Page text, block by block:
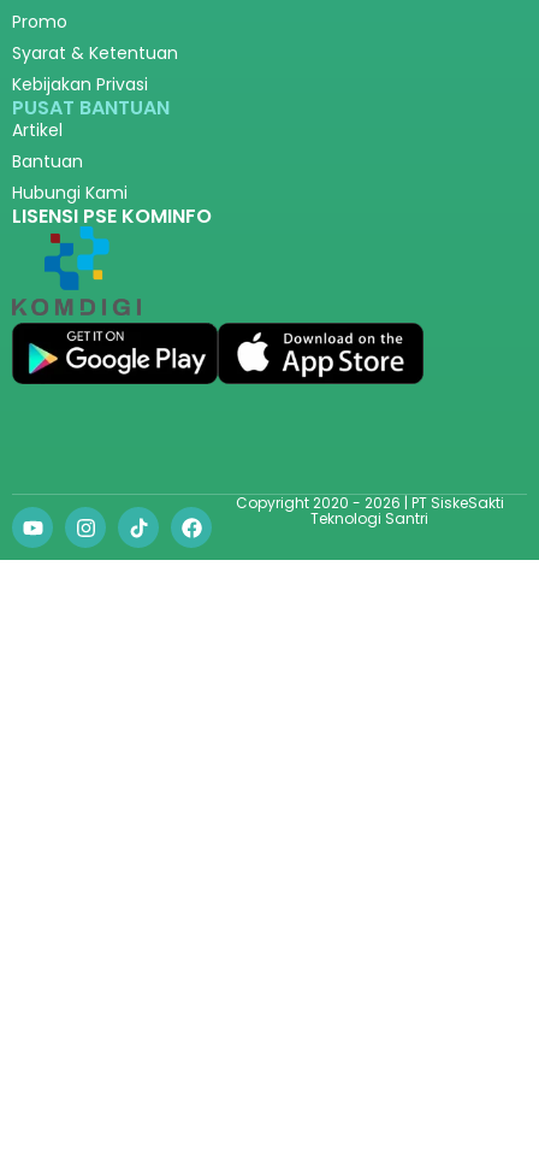
Promo
Syarat & Ketentuan
Kebijakan Privasi
PUSAT BANTUAN
Artikel
Bantuan
Hubungi Kami
LISENSI PSE KOMINFO
Copyright 2020 - 2026 | PT SiskeSakti
Teknologi Santri